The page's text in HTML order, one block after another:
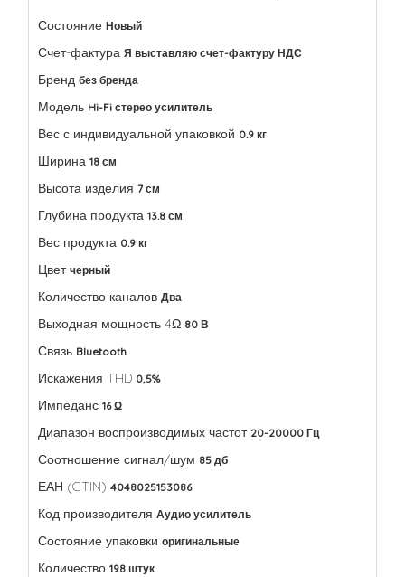
Состояние Новый
Счет-фактура Я выставляю счет-фактуру НДС
Бренд без бренда
Модель Hi-Fi стерео усилитель
Вес с индивидуальной упаковкой 0.9 кг
Ширина 18 см
Высота изделия 7 см
Глубина продукта 13.8 см
Вес продукта 0.9 кг
Цвет черный
Количество каналов Два
Выходная мощность 4Ω 80 В
Связь Bluetooth
Искажения THD 0,5%
Импеданс 16 Ω
Диапазон воспроизводимых частот 20-20000 Гц
Соотношение сигнал/шум 85 дб
ЕАН (GTIN) 4048025153086
Код производителя Аудио усилитель
Состояние упаковки оригинальные
Количество 198 штук